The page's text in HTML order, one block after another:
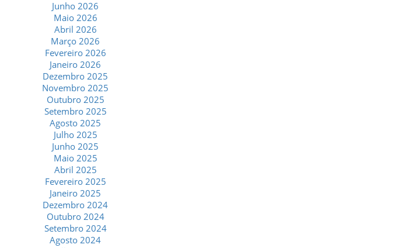
Junho 2026
Maio 2026
Abril 2026
Março 2026
Fevereiro 2026
Janeiro 2026
Dezembro 2025
Novembro 2025
Outubro 2025
Setembro 2025
Agosto 2025
Julho 2025
Junho 2025
Maio 2025
Abril 2025
Fevereiro 2025
Janeiro 2025
Dezembro 2024
Outubro 2024
Setembro 2024
Agosto 2024